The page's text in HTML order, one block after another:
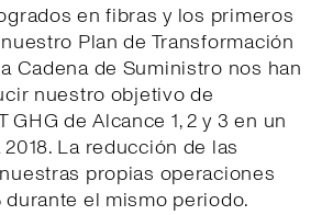
en fibras y los primeros
Plan de Transformación
Cadena de Suministro nos han
nuestro objetivo de
GHG de Alcance 1, 2 y 3 en un
La reducción de las
propias operaciones
durante el mismo periodo.